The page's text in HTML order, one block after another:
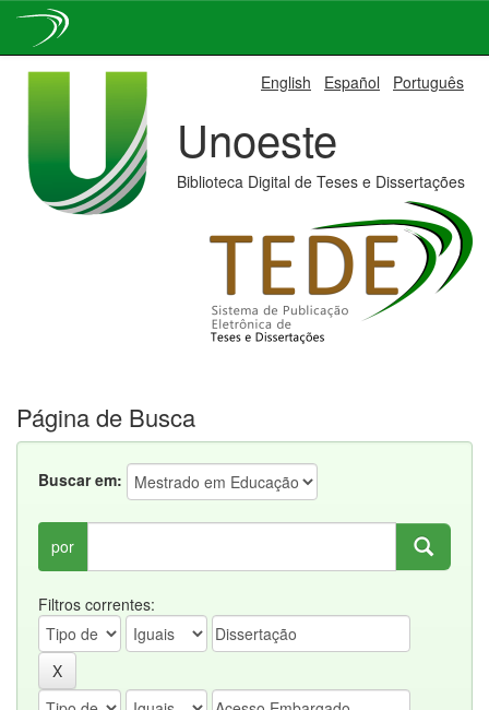
English Español Português
Unoeste
Biblioteca Digital de Teses e Dissertações
Página de Busca
Buscar em:
por
Filtros correntes: